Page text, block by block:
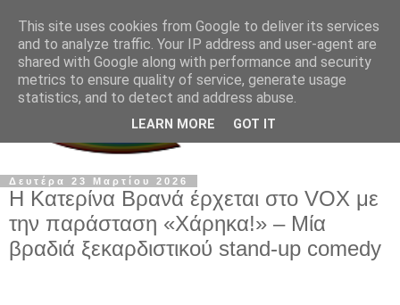
Δευτέρα 23 Μαρτίου 2026
Η Κατερίνα Βρανά έρχεται στο VOX με
την παράσταση «Χάρηκα!» – Μία
βραδιά ξεκαρδιστικού stand-up comedy
This site uses cookies from Google to deliver its services
and to analyze traffic. Your IP address and user-agent are
shared with Google along with performance and security
metrics to ensure quality of service, generate usage
statistics, and to detect and address abuse.
LEARN MORE GOT IT